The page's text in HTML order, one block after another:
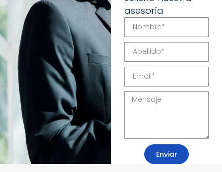
asesoría
Enviar